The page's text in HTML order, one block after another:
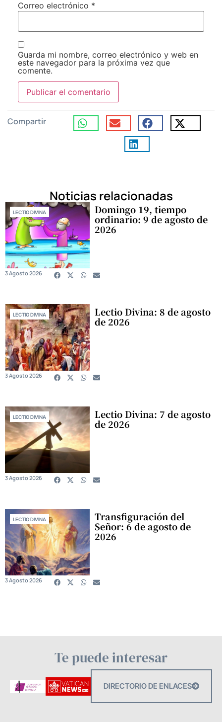
Correo electrónico *
Guarda mi nombre, correo electrónico y web en
este navegador para la próxima vez que
comente.
Compartir
Noticias relacionadas
LECTIO DIVINA Domingo 19, tiempo
ordinario: 9 de agosto de
2026
3 Agosto 2026
LECTIO DIVINA Lectio Divina: 8 de agosto
de 2026
3 Agosto 2026
LECTIO DIVINA Lectio Divina: 7 de agosto
de 2026
3 Agosto 2026
LECTIO DIVINA Transfiguración del
Señor: 6 de agosto de
2026
3 Agosto 2026
Te puede interesar
DIRECTORIO DE ENLACES